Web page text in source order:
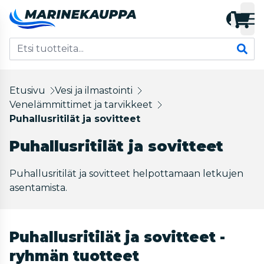
Etusivu
Vesi ja ilmastointi
Venelämmittimet ja tarvikkeet
Puhallusritilät ja sovitteet
Puhallusritilät ja sovitteet
Puhallusritilät ja sovitteet helpottamaan letkujen
asentamista.
Puhallusritilät ja sovitteet -
ryhmän tuotteet